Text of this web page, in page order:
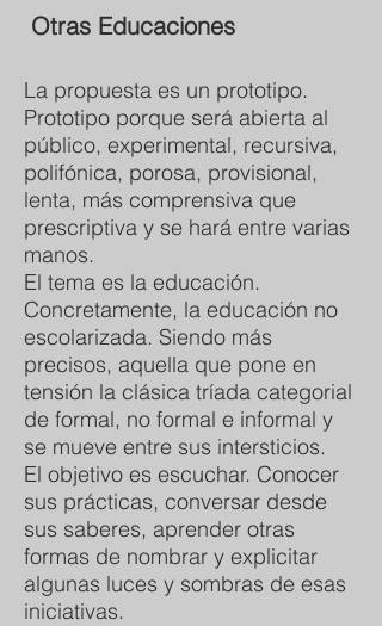
Otras Educaciones
La propuesta es un prototipo.
Prototipo porque será abierta al
público, experimental, recursiva,
polifónica, porosa, provisional,
lenta, más comprensiva que
prescriptiva y se hará entre varias
manos.
El tema es la educación.
Concretamente, la educación no
escolarizada. Siendo más
precisos, aquella que pone en
tensión la clásica tríada categorial
de formal, no formal e informal y
se mueve entre sus intersticios.
El objetivo es escuchar. Conocer
sus prácticas, conversar desde
sus saberes, aprender otras
formas de nombrar y explicitar
algunas luces y sombras de esas
iniciativas.